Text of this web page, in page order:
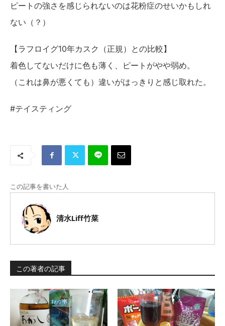
ピートの強さを感じられないのは花粉症のせいかもしれ
ない（？）
【ラフロイグ10年カスク（正規）との比較】
着色してないだけに色も薄く、ピートがやや弱め。
（これは鼻が悪くても）違いがはっきりと感じ取れた。
#テイスティング
この記事を書いた人
清水Liff竹菜
この著者の記事